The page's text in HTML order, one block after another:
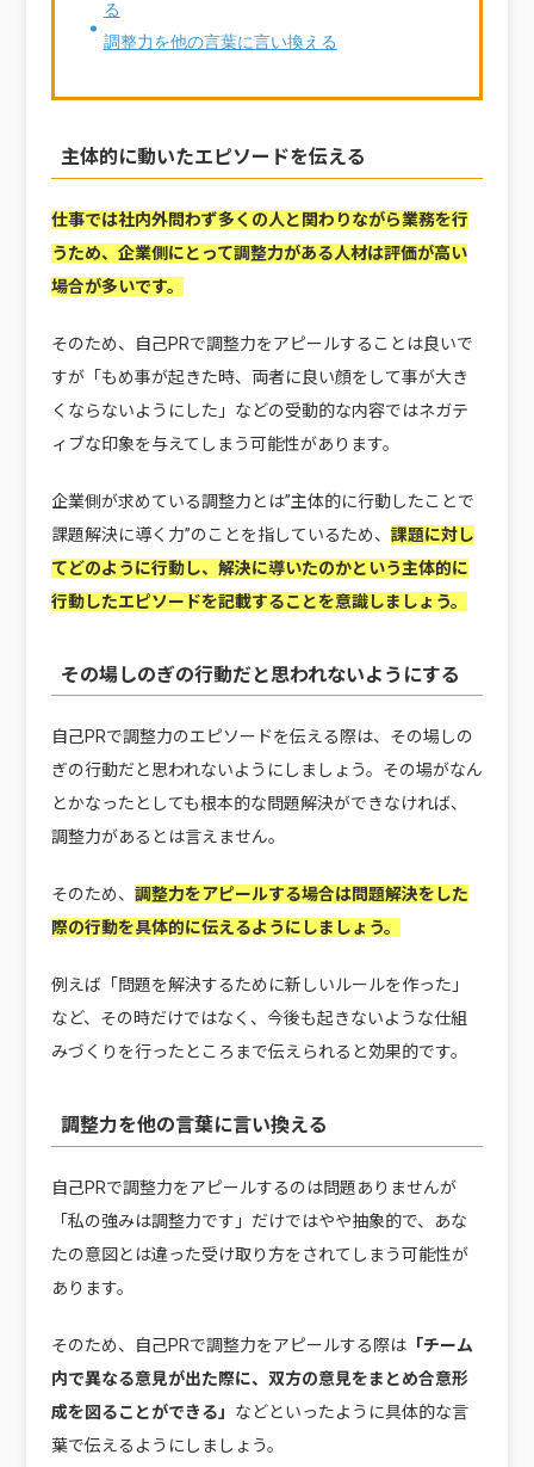
る
調整力を他の言葉に言い換える
主体的に動いたエピソードを伝える
仕事では社内外問わず多くの人と関わりながら業務を行
うため、企業側にとって調整力がある人材は評価が高い
場合が多いです。
そのため、自己PRで調整力をアピールすることは良いで
すが「もめ事が起きた時、両者に良い顔をして事が大き
くならないようにした」などの受動的な内容ではネガテ
ィブな印象を与えてしまう可能性があります。
企業側が求めている調整力とは”主体的に行動したことで
課題解決に導く力”のことを指しているため、 課題に対し
てどのように行動し、解決に導いたのかという主体的に
行動したエピソードを記載することを意識しましょう。
その場しのぎの行動だと思われないようにする
自己PRで調整力のエピソードを伝える際は、その場しの
ぎの行動だと思われないようにしましょう。その場がなん
とかなったとしても根本的な問題解決ができなければ、
調整力があるとは言えません。
そのため、 調整力をアピールする場合は問題解決をした
際の行動を具体的に伝えるようにしましょう。
例えば「問題を解決するために新しいルールを作った」
など、その時だけではなく、今後も起きないような仕組
みづくりを行ったところまで伝えられると効果的です。
調整力を他の言葉に言い換える
自己PRで調整力をアピールするのは問題ありませんが
「私の強みは調整力です」だけではやや抽象的で、あな
たの意図とは違った受け取り方をされてしまう可能性が
あります。
そのため、自己PRで調整力をアピールする際は「チーム
内で異なる意見が出た際に、双方の意見をまとめ合意形
成を図ることができる」 などといったように具体的な言
葉で伝えるようにしましょう。